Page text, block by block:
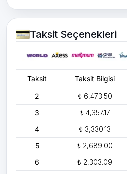
Taksit Seçenekleri
Taksit Taksit Bilgisi
2 ₺ 6,473.50
3
₺ 4,357.17
4
₺ 3,330.13
5
₺ 2,689.00
6
₺ 2,303.09